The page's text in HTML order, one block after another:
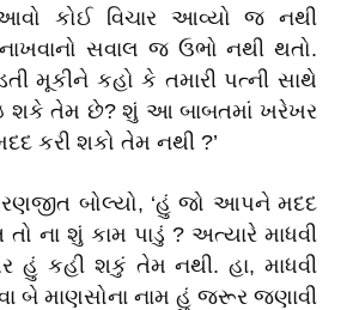
આવો કોઈ વિચાર આવ્યો જ નથી
સવાલ જ ઉભો નથી થતો.
મૂકીને કહો કે તમારી પત્ની સાથે
શકે તેમ છે? શું આ બાબતમાં ખરેખર
કરી શકો તેમ નથી ?’
રણજીત બોલ્યો, ‘હું જો આપને મદદ
ના શું કામ પાડું ? અત્યારે માધવી
હું કહી શકું તેમ નથી. હા, માધવી
બે માણસોના નામ હું જરૂર જણાવી